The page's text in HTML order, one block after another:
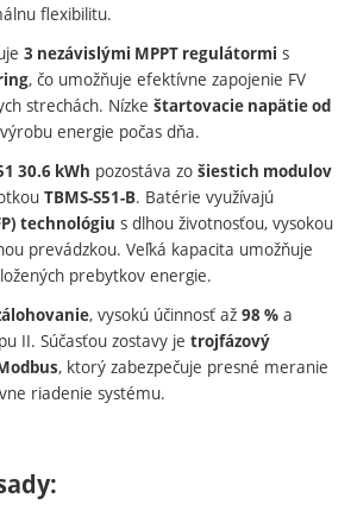
flexibilitu.
3 nezávislými MPPT regulátormi s
, čo umožňuje efektívne zapojenie FV
strechách. Nízkeštartovacie napätie od
energie počas dňa.
30.6 kWh pozostáva zošiestich modulov
TBMS-S51-B. Batérie využívajú
technológiu s dlhou životnosťou, vysokou
prevádzkou. Veľká kapacita umožňuje
prebytkov energie.
, vysokú účinnosť až98 % a
II. Súčasťou zostavy jetrojfázový
, ktorý zabezpečuje presné meranie
riadenie systému.